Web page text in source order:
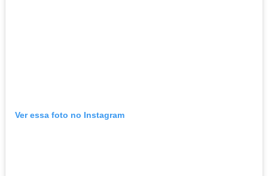
Ver essa foto no Instagram